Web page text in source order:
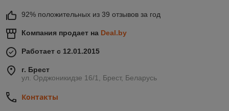
92% положительных из 39 отзывов за год
Компания продает на Deal.by
Работает с 12.01.2015
г. Брест
ул. Орджоникидзе 16/1, Брест, Беларусь
Контакты